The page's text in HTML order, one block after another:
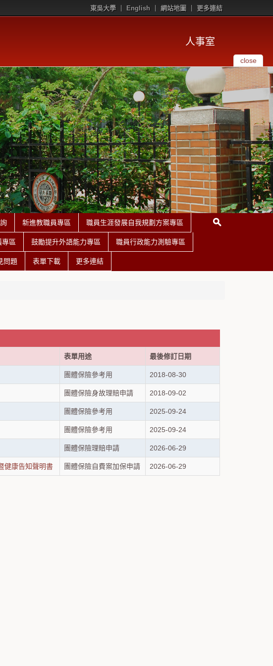
東吳大學 English 網站地圖 更多連結
人事室
close
新進教職員專區 職員生涯發展自我規劃方案專區
專區 鼓勵提升外語能力專區 職員行政能力測驗專區
問題 表單下載 更多連結
表單用途 最後修訂日期
團體保險參考用 2018-08-30
團體保險身故理賠申請 2018-09-02
團體保險參考用 2025-09-24
團體保險參考用 2025-09-24
團體保險理賠申請 2026-06-29
健康告知聲明書 團體保險自費案加保申請 2026-06-29